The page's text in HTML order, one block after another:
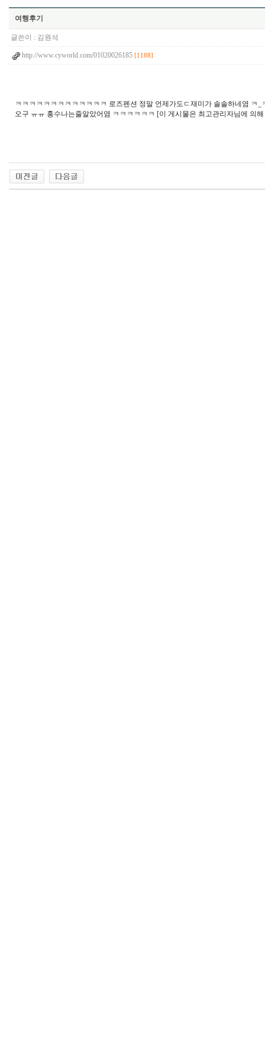
여행후기
글쓴이 : 김원석
http://www.cyworld.com/01020026185 [1188]
ㅋㅋㅋㅋㅋㅋㅋㅋㅋㅋㅋㅋㅋ 로즈펜션 정말 언제가도ㄷ재미가 솔솔하네염 ㅋ
오구 ㅠㅠ 홍수나는줄알았어염 ㅋㅋㅋㅋㅋㅋ [이 게시물은 최고관리자님에 의해